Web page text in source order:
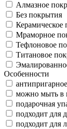
Алмазное
Без покрытия
Керамическое
Мраморное
Тефлоновое
Титановое
Особенности
можно мыть в
подарочная
подходит для
подходит для